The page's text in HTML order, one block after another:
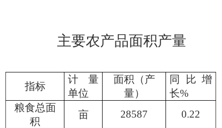
主要农产品面积产量
指标
计量
单位
面积（产
量）
同比增
长%
粮食总面
积
亩 28587
0.22